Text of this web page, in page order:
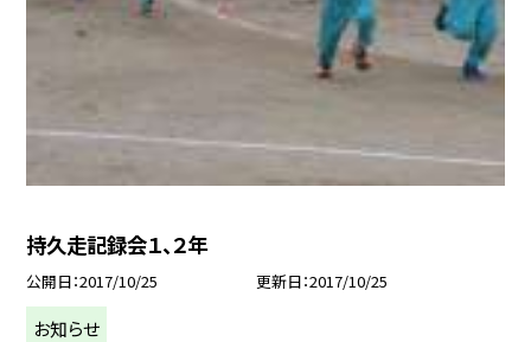
持久走記録会１、２年
公開日 2017/10/25 更新日 2017/10/25
お知らせ